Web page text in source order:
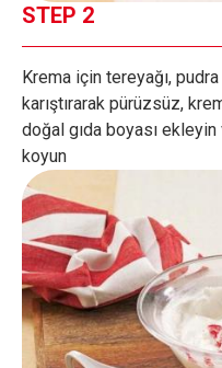
STEP 2
Krema için tereyağı,
karıştırarak pürüzsüz,
doğal gıda boyası
koyun